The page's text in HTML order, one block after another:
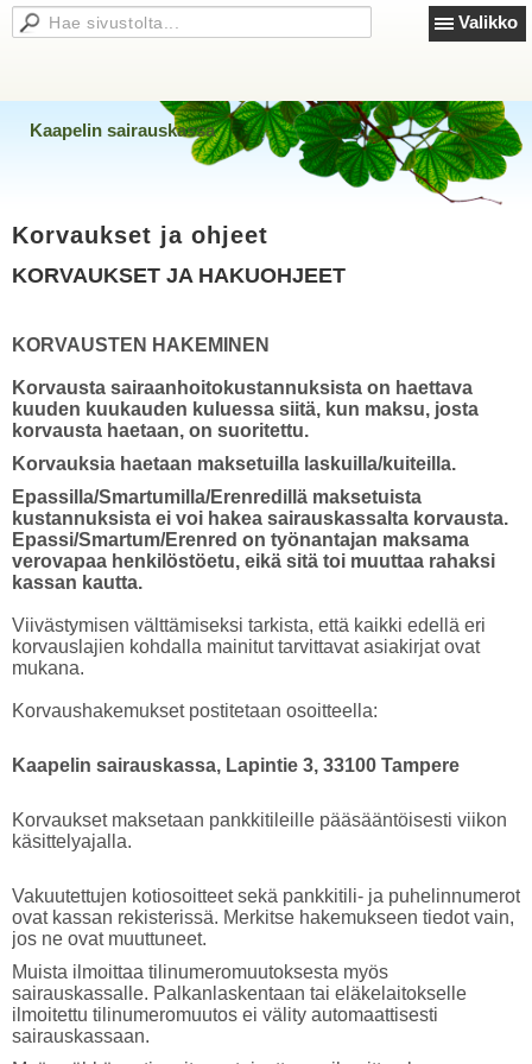
Valikko
Kaapelin sairauskassa
Korvaukset ja ohjeet
KORVAUKSET JA HAKUOHJEET
KORVAUSTEN HAKEMINEN
Korvausta sairaanhoitokustannuksista on haettava
kuuden kuukauden kuluessa siitä, kun maksu, josta
korvausta haetaan, on suoritettu.
Korvauksia haetaan maksetuilla laskuilla/kuiteilla.
Epassilla/Smartumilla/Erenredillä maksetuista
kustannuksista ei voi hakea sairauskassalta korvausta.
Epassi/Smartum/Erenred on työnantajan maksama
verovapaa henkilöstöetu, eikä sitä toi muuttaa rahaksi
kassan kautta.
Viivästymisen välttämiseksi tarkista, että kaikki edellä eri
korvauslajien kohdalla mainitut tarvittavat asiakirjat ovat
mukana.
Korvaushakemukset postitetaan osoitteella:
Kaapelin sairauskassa, Lapintie 3, 33100 Tampere
Korvaukset maksetaan pankkitileille pääsääntöisesti viikon
käsittelyajalla.
Vakuutettujen kotiosoitteet sekä pankkitili- ja puhelinnumerot
ovat kassan rekisterissä. Merkitse hakemukseen tiedot vain,
jos ne ovat muuttuneet.
Muista ilmoittaa tilinumeromuutoksesta myös
sairauskassalle. Palkanlaskentaan tai eläkelaitokselle
ilmoitettu tilinumeromuutos ei välity automaattisesti
sairauskassaan.